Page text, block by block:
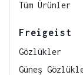
Tüm Ürünler
Freigeist
Gözlükler
Güneş